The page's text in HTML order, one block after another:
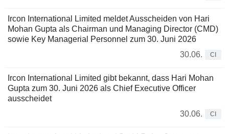
Ircon International Limited meldet Ausscheiden von Hari
Mohan Gupta als Chairman und Managing Director (CMD)
sowie Key Managerial Personnel zum 30. Juni 2026
30.06.
CI
Ircon International Limited gibt bekannt, dass Hari Mohan
Gupta zum 30. Juni 2026 als Chief Executive Officer
ausscheidet
30.06.
CI